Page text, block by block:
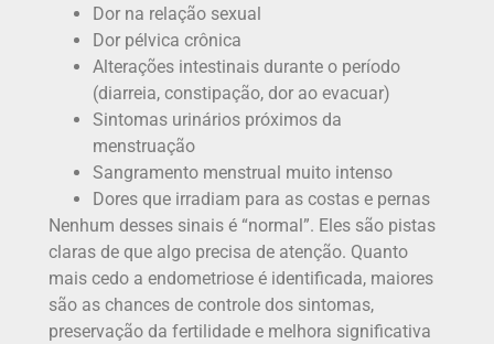
Dor na relação sexual
Dor pélvica crônica
Alterações intestinais durante o período
(diarreia, constipação, dor ao evacuar)
Sintomas urinários próximos da
menstruação
Sangramento menstrual muito intenso
Dores que irradiam para as costas e pernas
Nenhum desses sinais é “normal”. Eles são pistas
claras de que algo precisa de atenção. Quanto
mais cedo a endometriose é identificada, maiores
são as chances de controle dos sintomas,
preservação da fertilidade e melhora significativa